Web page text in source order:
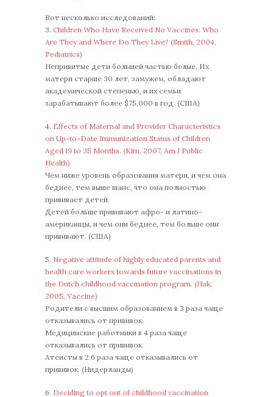
Вот несколько исследований:
3. Children Who Have Received No Vaccines: Who
Are They and Where Do They Live? (Smith, 2004,
Pediatrics)
Непривитые дети большей частью белые. Их
матери старше 30 лет, замужем, обладают
академической степенью, и их семьи
зарабатывают более $75,000 в год. (США)
4. Effects of Maternal and Provider Characteristics
on Up-to-Date Immunization Status of Children
Aged 19 to 35 Months. (Kim, 2007, Am J Public
Health)
Чем ниже уровень образования матери, и чем она
беднее, тем выше шанс, что она полностью
прививает детей.
Детей больше прививают афро- и латино-
американцы, и чем они беднее, тем больше они
прививают. (США)
5. Negative attitude of highly educated parents and
health care workers towards future vaccinations in
the Dutch childhood vaccination program. (Hak,
2005, Vaccine)
Родители с высшим образованием в 3 раза чаще
отказывались от прививок.
Медицинские работники в 4 раза чаще
отказывались от прививок.
Атеисты в 2.6 раза чаще отказывались от
прививок. (Нидерланды)
6. Deciding to opt out of childhood vaccination